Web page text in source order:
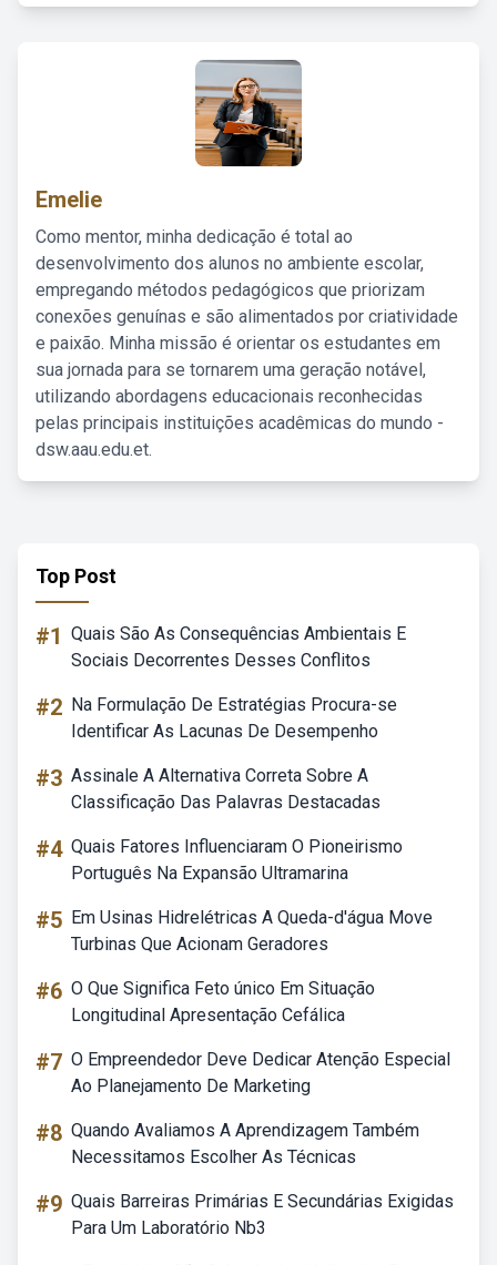
Emelie
Como mentor, minha dedicação é total ao
desenvolvimento dos alunos no ambiente escolar,
empregando métodos pedagógicos que priorizam
conexões genuínas e são alimentados por criatividade
e paixão. Minha missão é orientar os estudantes em
sua jornada para se tornarem uma geração notável,
utilizando abordagens educacionais reconhecidas
pelas principais instituições acadêmicas do mundo -
dsw.aau.edu.et.
Top Post
#1 Quais São As Consequências Ambientais E
Sociais Decorrentes Desses Conflitos
#2 Na Formulação De Estratégias Procura-se
Identificar As Lacunas De Desempenho
#3 Assinale A Alternativa Correta Sobre A
Classificação Das Palavras Destacadas
#4 Quais Fatores Influenciaram O Pioneirismo
Português Na Expansão Ultramarina
#5 Em Usinas Hidrelétricas A Queda-d'água Move
Turbinas Que Acionam Geradores
#6 O Que Significa Feto único Em Situação
Longitudinal Apresentação Cefálica
#7 O Empreendedor Deve Dedicar Atenção Especial
Ao Planejamento De Marketing
#8 Quando Avaliamos A Aprendizagem Também
Necessitamos Escolher As Técnicas
#9 Quais Barreiras Primárias E Secundárias Exigidas
Para Um Laboratório Nb3